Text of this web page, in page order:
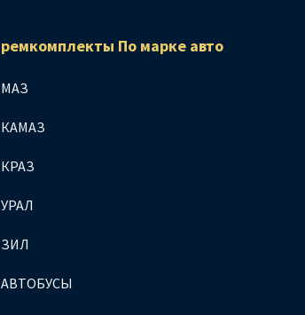
ремкомплекты По марке авто
МАЗ
КАМАЗ
КРАЗ
УРАЛ
ЗИЛ
АВТОБУСЫ